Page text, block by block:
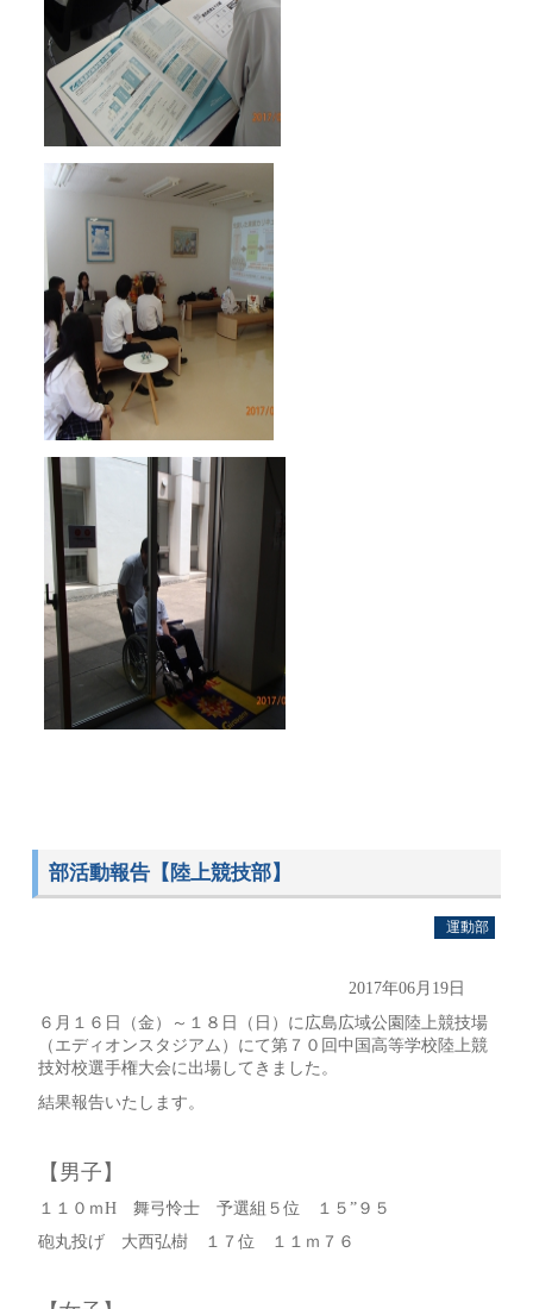
部活動報告【陸上競技部】
運動部
2017年06月19日
６月１６日（金）～１８日（日）に広島広域公園陸上競技場
（エディオンスタジアム）にて第７０回中国高等学校陸上競
技対校選手権大会に出場してきました。
結果報告いたします。
【男子】
１１０ｍH 舞弓怜士 予選組５位 １５”９５
砲丸投げ 大西弘樹 １７位 １１ｍ７６